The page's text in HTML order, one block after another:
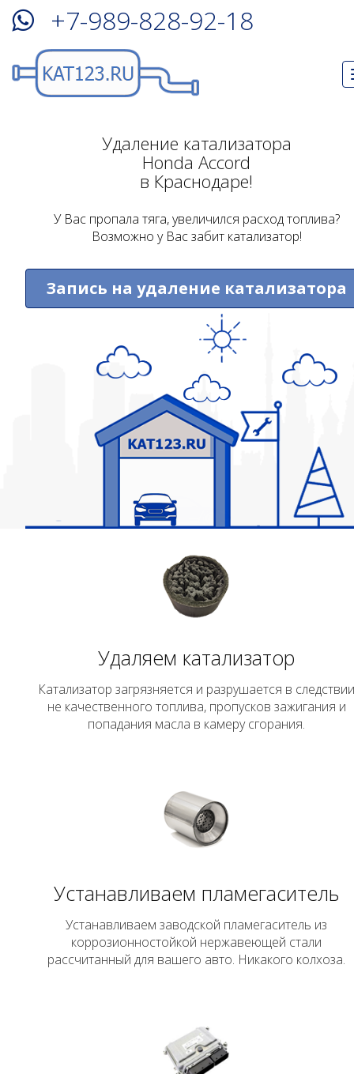
+7-989-828-92-18
Удаление катализатора
Honda Accord
в Краснодаре!
У Вас пропала тяга, увеличился расход топлива?
Возможно у Вас забит катализатор!
Запись на удаление катализатора
Удаляем катализатор
Катализатор загрязняется и разрушается в следствии
не качественного топлива, пропусков зажигания и
попадания масла в камеру сгорания.
Устанавливаем пламегаситель
Устанавливаем заводской пламегаситель из
коррозионностойкой нержавеющей стали
рассчитанный для вашего авто. Никакого колхоза.